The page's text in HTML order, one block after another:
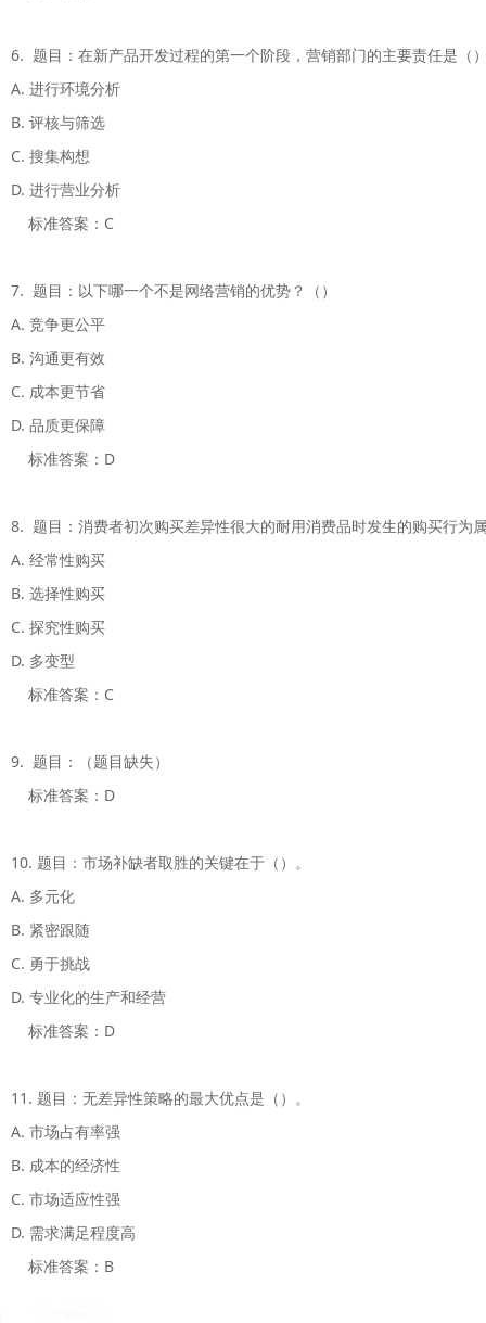
6.  题目：在新产品开发过程的第一个阶段，营销部门的主要责任是（
A. 进行环境分析
B. 评核与筛选
C. 搜集构想
D. 进行营业分析
标准答案：C
7.  题目：以下哪一个不是网络营销的优势？（）
A. 竞争更公平
B. 沟通更有效
C. 成本更节省
D. 品质更保障
标准答案：D
8.  题目：消费者初次购买差异性很大的耐用消费品时发生的购买行为
A. 经常性购买
B. 选择性购买
C. 探究性购买
D. 多变型
标准答案：C
9.  题目：（题目缺失）
标准答案：D
10. 题目：市场补缺者取胜的关键在于（）。
A. 多元化
B. 紧密跟随
C. 勇于挑战
D. 专业化的生产和经营
标准答案：D
11. 题目：无差异性策略的最大优点是（）。
A. 市场占有率强
B. 成本的经济性
C. 市场适应性强
D. 需求满足程度高
标准答案：B